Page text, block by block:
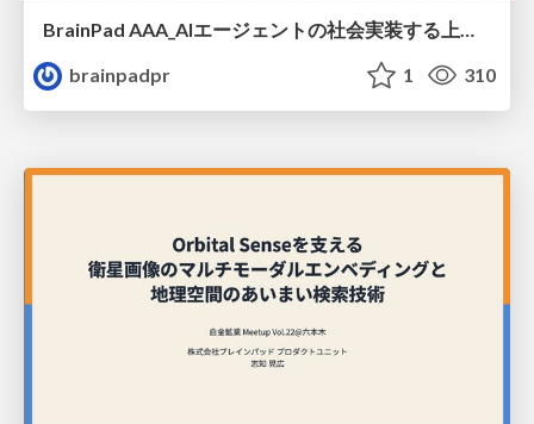
BrainPad AAA_AIエージェントの社会実装する上での壁 / Barriers to the Social Implementation of AI Agents
brainpadpr
1 310